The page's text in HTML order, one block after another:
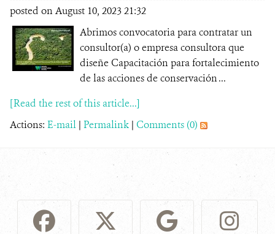
posted on August 10, 2023 21:32
Abrimos convocatoria para contratar un
consultor(a) o empresa consultora que
diseñe Capacitación para fortalecimiento
de las acciones de conservación ...
[Read the rest of this article...]
Actions: E-mail | Permalink | Comments (0)